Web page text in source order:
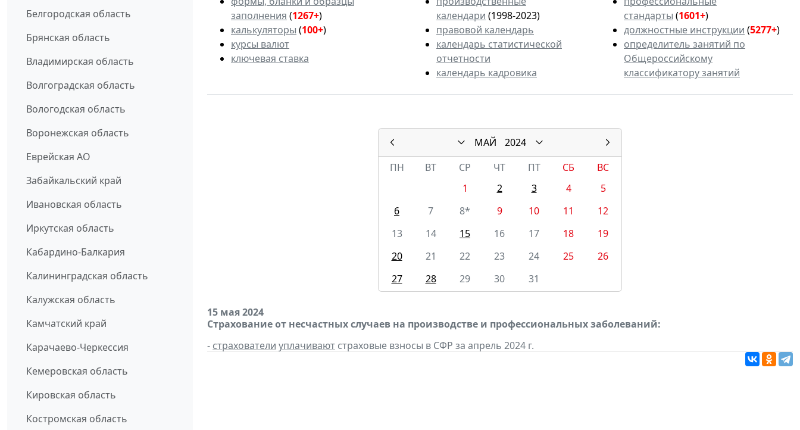
Белгородская область
Брянская область
Владимирская область
Волгоградская область
Вологодская область
Воронежская область
Еврейская АО
Забайкальский край
Ивановская область
Иркутская область
Кабардино-Балкария
Калининградская область
Калужская область
Камчатский край
Карачаево-Черкессия
Кемеровская область
Кировская область
Костромская область
заполнения (1267+)
калькуляторы (100+)
курсы валют
ключевая ставка
календари (1998-2023)
правовой календарь
календарь статистической
отчетности
календарь кадровика
стандарты (1601+)
должностные инструкции (5277+)
определитель занятий по
Общероссийскому
классификатору занятий
МАЙ
2024
ПН
ВТ СР ЧТ ПТ СБ
ВС
1
2 3 4
5
6
7 8* 9 10 11
12
13
14 15 16 17 18
19
20
21 22 23 24 25
26
27
28 29 30 31
15 мая 2024
Страхование от несчастных случаев на производстве и профессиональных заболеваний:
- страхователи уплачивают страховые взносы в СФР за апрель 2024 г.